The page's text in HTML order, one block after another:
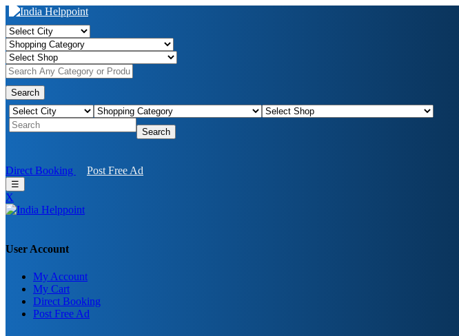
Search
Search
Direct Booking Post Free Ad
☰
X
User Account
My Account
My Cart
Direct Booking
Post Free Ad